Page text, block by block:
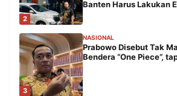
2
Banten Harus Lakukan
3
NASIONAL
Prabowo Disebut Tak
Bendera “One Piece”,